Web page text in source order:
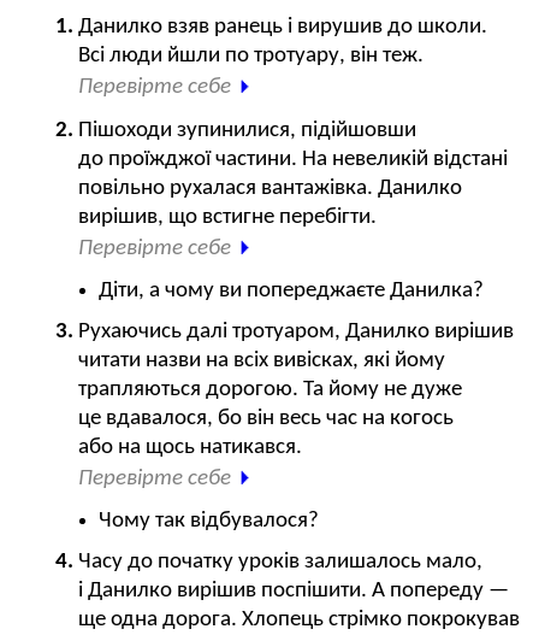
Данилко взяв ранець і вирушив до школи.
Всі люди йшли по тротуару, він теж.
Перевірте себе
Пішоходи зупинилися, підійшовши
до проїжджої частини. На невеликій відстані
повільно рухалася вантажівка. Данилко
вирішив, що встигне перебігти.
Перевірте себе
Діти, а чому ви попереджаєте Данилка?
Рухаючись далі тротуаром, Данилко вирішив
читати назви на всіх вивісках, які йому
трапляються дорогою. Та йому не дуже
це вдавалося, бо він весь час на когось
або на щось натикався.
Перевірте себе
Чому так відбувалося?
Часу до початку уроків залишалось мало,
і Данилко вирішив поспішити. А попереду —
ще одна дорога. Хлопець стрімко покрокував